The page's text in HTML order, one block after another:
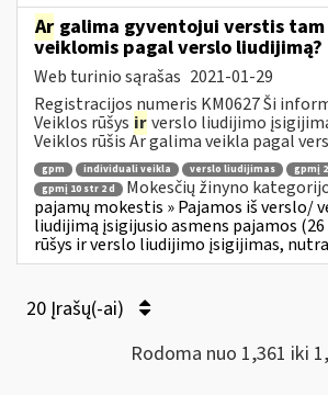
Ar galima gyventojui verstis
veiklomis pagal verslo liudijimą?
Web turinio sąrašas 2021-01-29
Registracijos numeris KM0627 Ši
Veiklos rūšys irverslo liudijimo
Veiklos rūšis Ar galima veikla pagal
gpm individuali veikla verslo liudijimas
gpmį
gpmį 10 str 2 d
Mokesčių žinyno
pajamų mokestis » Pajamos iš verslo/
liudijimą įsigijusio asmens pajamos (26
rūšys ir verslo liudijimo įsigijimas,
20 Įrašų(-ai)
Rodoma nuo 1,361 iki